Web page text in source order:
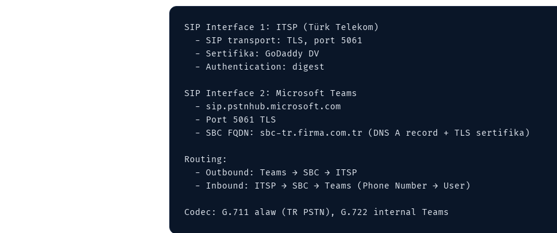
SIP Interface 1: ITSP (Türk Telekom)
SIP Interface 2: Microsoft Teams
Routing:
Codec: G.711 alaw (TR PSTN), G.722 internal Teams